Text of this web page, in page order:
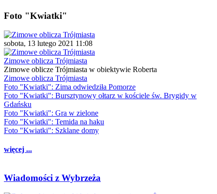
Foto "Kwiatki"
sobota, 13 lutego 2021 11:08
Zimowe oblicza Trójmiasta
Zimowe oblicze Trójmiasta w obiektywie Roberta
Zimowe oblicza Trójmiasta
Foto "Kwiatki": Zima odwiedziła Pomorze
Foto "Kwiatki": Bursztynowy ołtarz w kościele św. Brygidy w
Gdańsku
Foto "Kwiatki": Gra w zielone
Foto "Kwiatki": Temida na haku
Foto "Kwiatki": Szklane domy
więcej ...
Wiadomości z Wybrzeża